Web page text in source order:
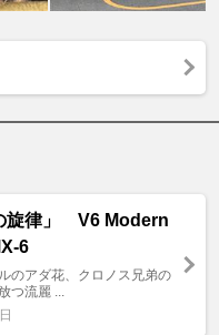
旋律」 V6 Modern
6
のアダ花、クロノス兄弟の
つ流麗 ...